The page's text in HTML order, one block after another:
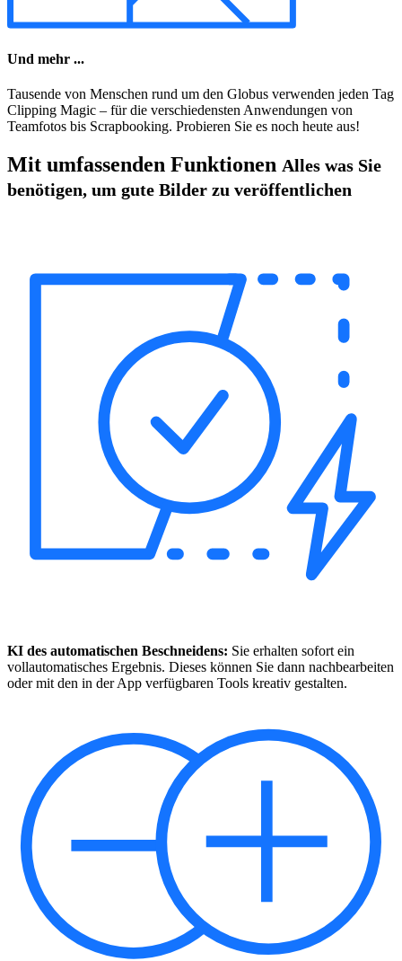
Und mehr ...
Tausende von Menschen rund um den Globus verwenden jeden Tag
Clipping Magic – für die verschiedensten Anwendungen von
Teamfotos bis Scrapbooking. Probieren Sie es noch heute aus!
Mit umfassenden Funktionen Alles was Sie
benötigen, um gute Bilder zu veröffentlichen
KI des automatischen Beschneidens: Sie erhalten sofort ein
vollautomatisches Ergebnis. Dieses können Sie dann nachbearbeiten
oder mit den in der App verfügbaren Tools kreativ gestalten.